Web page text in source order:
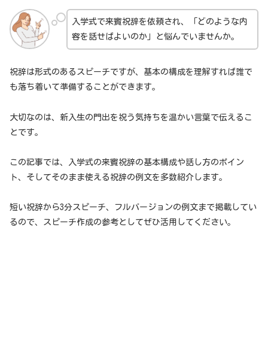
入学式で来賓祝辞を依頼され、「どのような内
容を話せばよいのか」と悩んでいませんか。
祝辞は形式のあるスピーチですが、基本の構成を理解すれば誰で
も落ち着いて準備することができます。
大切なのは、新入生の門出を祝う気持ちを温かい言葉で伝えるこ
とです。
この記事では、入学式の来賓祝辞の基本構成や話し方のポイン
ト、そしてそのまま使える祝辞の例文を多数紹介します。
短い祝辞から3分スピーチ、フルバージョンの例文まで掲載してい
るので、スピーチ作成の参考としてぜひ活用してください。